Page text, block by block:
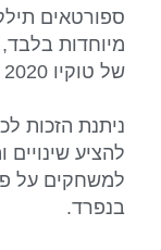
ספורטאים
מיוחדות
של טוקיו 2020 .
ניתנת הזכות
להציע
למשחקים על
בנפרד.